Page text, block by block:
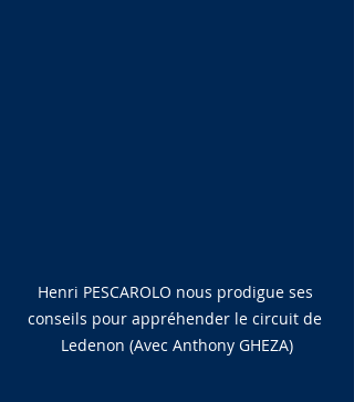
Henri PESCAROLO nous prodigue ses
conseils pour appréhender le circuit de
Ledenon (Avec Anthony GHEZA)